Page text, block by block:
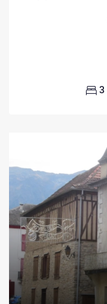
3